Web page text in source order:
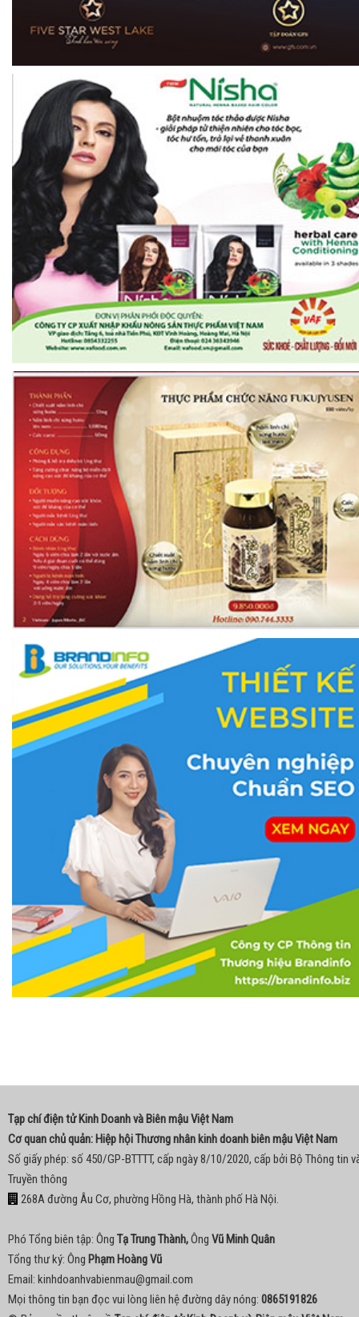
Tạp chí điện tử Kinh Doanh và Biên mậu Việt Nam
Cơ quan chủ quản: Hiệp hội Thương nhân kinh doanh biên mậu Việt Nam
Số giấy phép: số 450/GP-BTTTT, cấp ngày 8/10/2020, cấp bởi Bộ Thông tin
Truyền thông
268A đường Âu Cơ, phường Hồng Hà, thành phố Hà Nội.
Phó Tổng biên tập: Ông Tạ Trung Thành,Ông Vũ Minh Quân
Tổng thư ký: Ông Phạm Hoàng Vũ
Email: kinhdoanhvabienmau@gmail.com
Mọi thông tin bạn đọc vui lòng liên hệ đường dây nóng: 0865191826